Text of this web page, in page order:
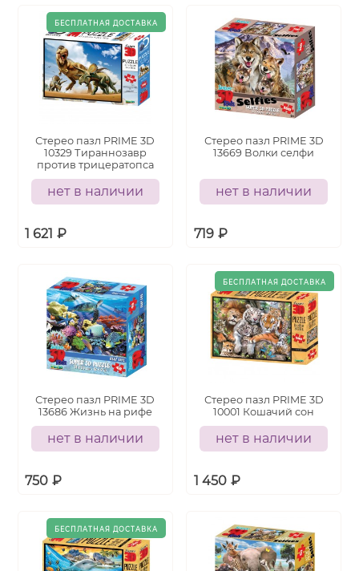
Стерео пазл PRIME 3D
10329 Тираннозавр
против трицератопса
нет в наличии
1 621 ₽
Стерео пазл PRIME 3D
13669 Волки селфи
нет в наличии
719 ₽
Стерео пазл PRIME 3D
13686 Жизнь на рифе
нет в наличии
750 ₽
Стерео пазл PRIME 3D
10001 Кошачий сон
нет в наличии
1 450 ₽